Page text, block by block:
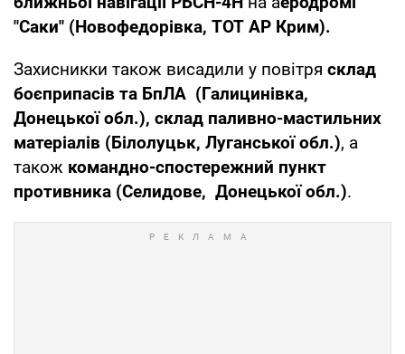
"Саки" (Новофедорівка, ТОТ АР Крим).
Захисникки також висадили у повітря склад
боєприпасів та БпЛА (Галицинівка,
Донецької обл.), склад паливно-мастильних
матеріалів (Білолуцьк, Луганської обл.), а
також командно-спостережний пункт
противника (Селидове, Донецької обл.).